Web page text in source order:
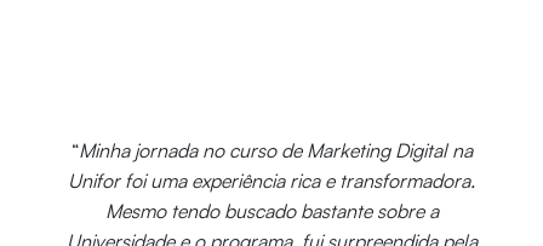
“Minha jornada no curso de Marketing Digital na
Unifor foi uma experiência rica e transformadora.
Mesmo tendo buscado bastante sobre a